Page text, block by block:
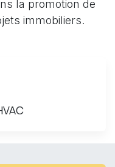
la promotion de
immobiliers.